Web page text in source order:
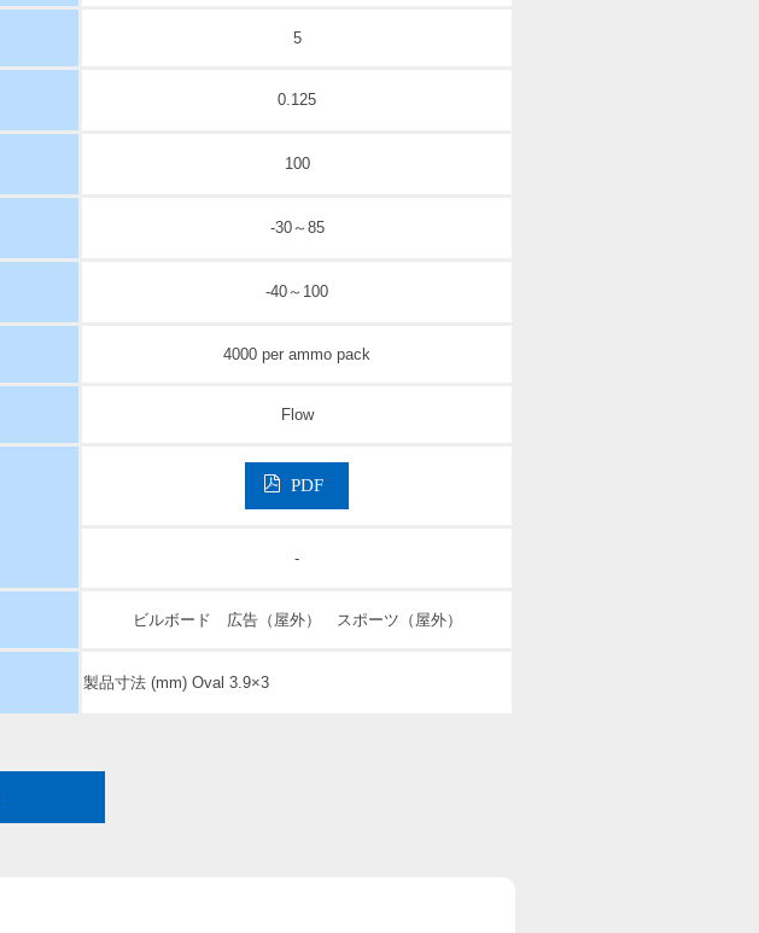
5
0.125
100
-30～85
-40～100
4000 per ammo pack
Flow
PDF
-
ビルボード 広告（屋外） スポーツ（屋外）
製品寸法 (mm) Oval 3.9×3